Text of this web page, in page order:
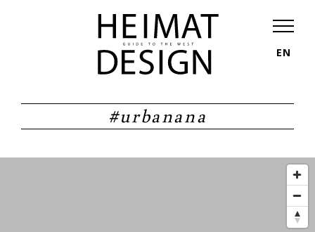
EN
#urbanana